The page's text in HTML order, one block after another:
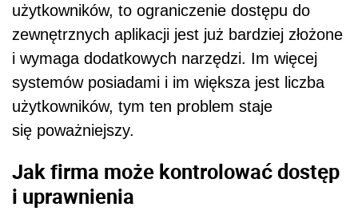
użytkowników, to ograniczenie dostępu do
zewnętrznych aplikacji jest już bardziej złożone
i wymaga dodatkowych narzędzi. Im więcej
systemów posiadami i im większa jest liczba
użytkowników, tym ten problem staje
się poważniejszy.
Jak firma może kontrolować dostęp
i uprawnienia